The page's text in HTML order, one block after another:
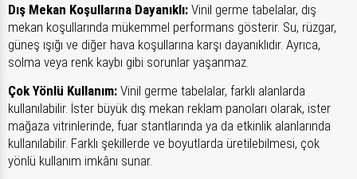
Dış Mekan Koşullarına Dayanıklı: Vinil germe tabelalar, dış
mekan koşullarında mükemmel performans gösterir. Su, rüzgar,
güneş ışığı ve diğer hava koşullarına karşı dayanıklıdır. Ayrıca,
solma veya renk kaybı gibi sorunlar yaşanmaz.
Çok Yönlü Kullanım: Vinil germe tabelalar, farklı alanlarda
kullanılabilir. İster büyük dış mekan reklam panoları olarak, ister
mağaza vitrinlerinde, fuar stantlarında ya da etkinlik alanlarında
kullanılabilir. Farklı şekillerde ve boyutlarda üretilebilmesi, çok
yönlü kullanım imkânı sunar.